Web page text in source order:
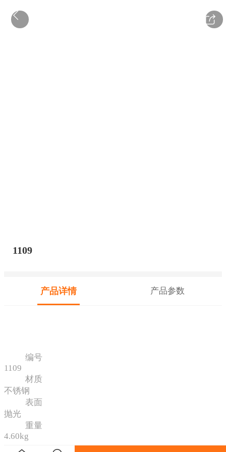
1109
产品详情 产品参数
编号
1109
材质
不锈钢
表面
抛光
重量
4.60kg